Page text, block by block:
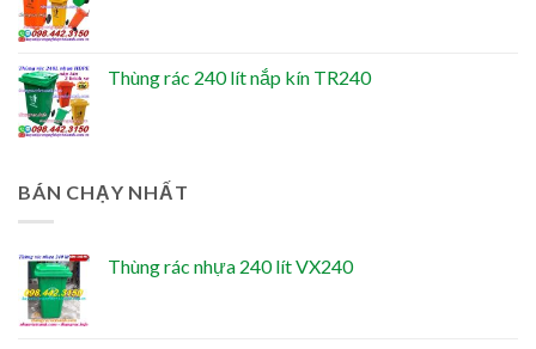
Thùng rác 240 lít nắp kín TR240
BÁN CHẠY NHẤT
Thùng rác nhựa 240 lít VX240